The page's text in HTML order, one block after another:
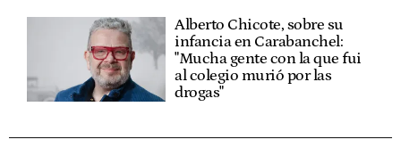
Alberto Chicote, sobre su
infancia en Carabanchel:
"Mucha gente con la que fui
al colegio murió por las
drogas"